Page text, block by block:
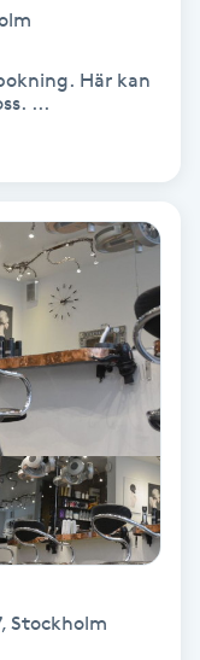
Här kan
du boka din klippupplevelse hos oss. ...
, Stockholm